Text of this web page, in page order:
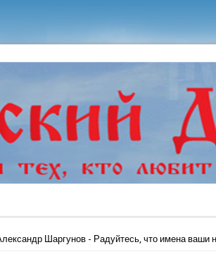
Шаргунов - Радуйтесь, что имена ваши